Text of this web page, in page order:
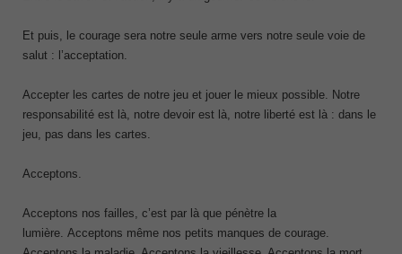
Et puis, le courage sera notre seule arme vers notre seule voie de
salut : l’acceptation.
Accepter les cartes de notre jeu et jouer le mieux possible. Notre
responsabilité est là, notre devoir est là, notre liberté est là : dans le
jeu, pas dans les cartes.
Acceptons.
Acceptons nos failles, c’est par là que pénètre la
lumière. Acceptons même nos petits manques de courage.